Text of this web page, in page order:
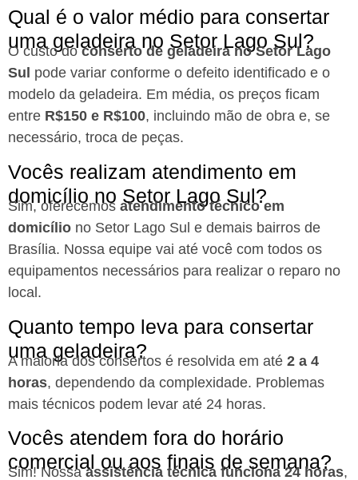
Qual é o valor médio para consertar
uma geladeira no Setor Lago Sul?
O custo doconserto de geladeira no Setor Lago
Sul pode variar conforme o defeito identificado e o
modelo da geladeira. Em média, os preços ficam
entre R$150 e R$100, incluindo mão de obra e, se
necessário, troca de peças.
Vocês realizam atendimento em
domicílio no Setor Lago Sul?
Sim, oferecemos atendimento técnico em
domicílio no Setor Lago Sul e demais bairros de
Brasília. Nossa equipe vai até você com todos os
equipamentos necessários para realizar o reparo no
local.
Quanto tempo leva para consertar
uma geladeira?
A maioria dos consertos é resolvida em até 2 a 4
horas, dependendo da complexidade. Problemas
mais técnicos podem levar até 24 horas.
Vocês atendem fora do horário
comercial ou aos finais de semana?
Sim! Nossaassistência técnica funciona 24 horas,